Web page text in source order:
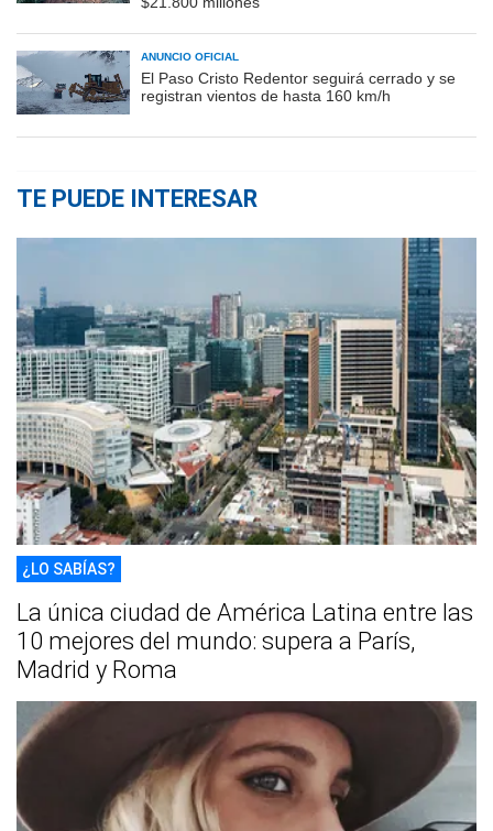
ANUNCIO OFICIAL
El Paso Cristo Redentor seguirá cerrado y se
registran vientos de hasta 160 km/h
TE PUEDE INTERESAR
¿LO SABÍAS?
La única ciudad de América Latina entre las
10 mejores del mundo: supera a París,
Madrid y Roma